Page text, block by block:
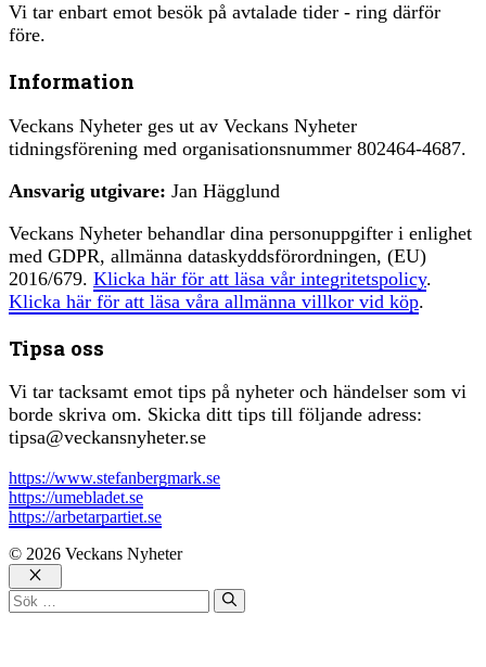
Vi tar enbart emot besök på avtalade tider - ring därför
före.
Information
Veckans Nyheter ges ut av Veckans Nyheter
tidningsförening med organisationsnummer 802464-4687.
Ansvarig utgivare: Jan Hägglund
Veckans Nyheter behandlar dina personuppgifter i enlighet
med GDPR, allmänna dataskyddsförordningen, (EU)
2016/679. Klicka här för att läsa vår integritetspolicy.
Klicka här för att läsa våra allmänna villkor vid köp.
Tipsa oss
Vi tar tacksamt emot tips på nyheter och händelser som vi
borde skriva om. Skicka ditt tips till följande adress:
tipsa@veckansnyheter.se
https://www.stefanbergmark.se
https://umebladet.se
https://arbetarpartiet.se
© 2026 Veckans Nyheter
Stäng
Sök
efter: